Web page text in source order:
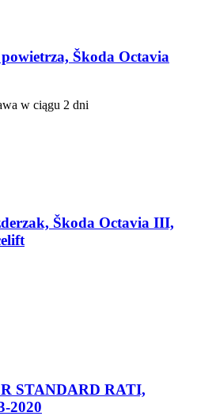
Škoda Octavia
w ciągu 2 dni
Škoda Octavia III,
STANDARD RATI,
2020